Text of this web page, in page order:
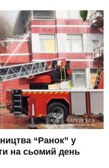
“Ранок” у
на сьомий день